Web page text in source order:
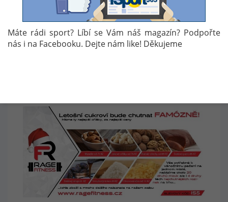
Sacharidy: 241g
Tuky: 29g
Máte rádi sport? Líbí se Vám náš magazín? Podpořte
nás i na Facebooku. Dejte nám like! Děkujeme